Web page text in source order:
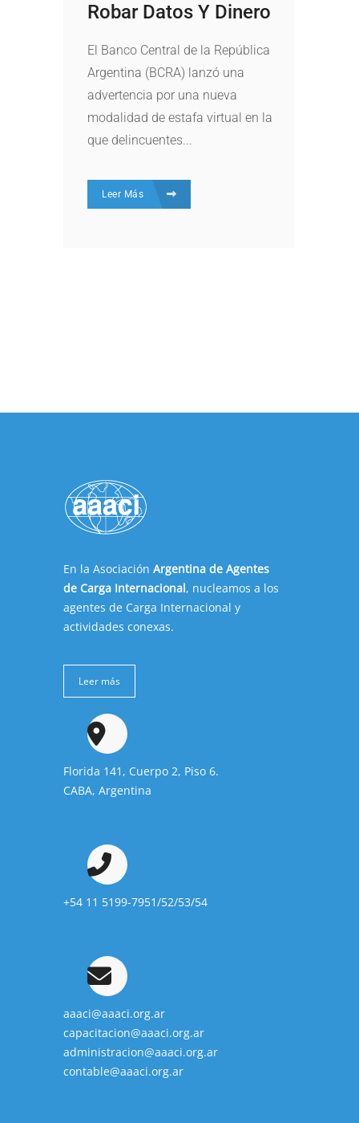
Robar Datos Y Dinero
El Banco Central de la República
Argentina (BCRA) lanzó una
advertencia por una nueva
modalidad de estafa virtual en la
que delincuentes...
Leer Más
En la Asociación Argentina de Agentes
de Carga Internacional, nucleamos a los
agentes de Carga Internacional y
actividades conexas.
Leer más
Florida 141, Cuerpo 2, Piso 6.
CABA, Argentina
+54 11 5199-7951/52/53/54
aaaci@aaaci.org.ar
capacitacion@aaaci.org.ar
administracion@aaaci.org.ar
contable@aaaci.org.ar